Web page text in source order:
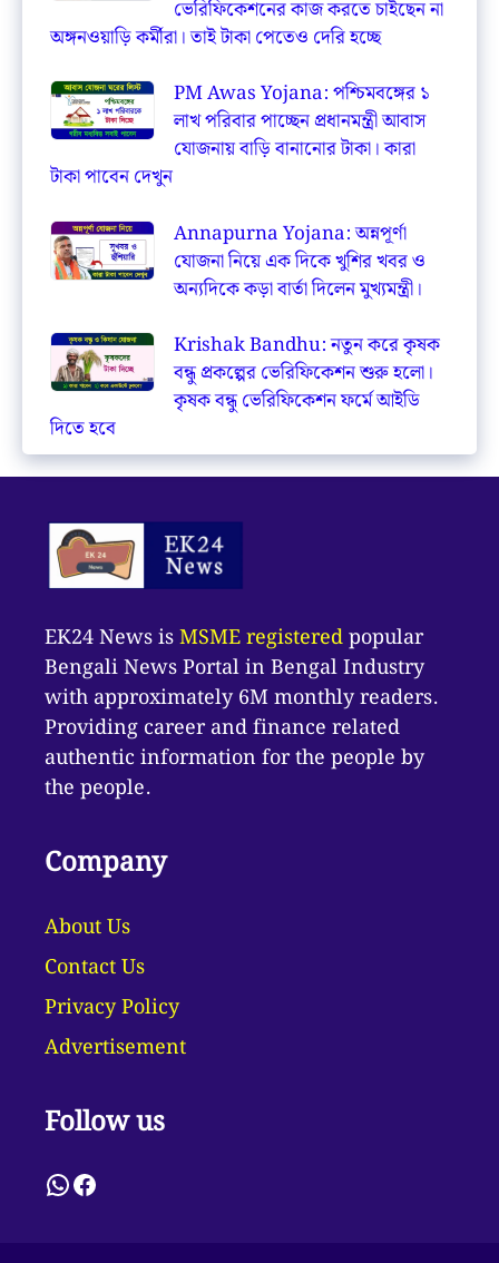
ভেরিফিকেশনের কাজ করতে চাইছেন না
অঙ্গনওয়াড়ি কর্মীরা। তাই টাকা পেতেও দেরি হচ্ছে
PM Awas Yojana: পশ্চিমবঙ্গের ১
লাখ পরিবার পাচ্ছেন প্রধানমন্ত্রী আবাস
যোজনায় বাড়ি বানানোর টাকা। কারা
টাকা পাবেন দেখুন
Annapurna Yojana: অন্নপূর্ণা
যোজনা নিয়ে এক দিকে খুশির খবর ও
অন্যদিকে কড়া বার্তা দিলেন মুখ্যমন্ত্রী।
Krishak Bandhu: নতুন করে কৃষক
বন্ধু প্রকল্পের ভেরিফিকেশন শুরু হলো।
কৃষক বন্ধু ভেরিফিকেশন ফর্মে আইডি
দিতে হবে
EK24 News isMSME registeredpopular
Bengali News Portal in Bengal Industry
with approximately 6M monthly readers.
Providing career and finance related
authentic information for the people by
the people.
Company
About Us
Contact Us
Privacy Policy
Advertisement
Follow us
WhatsApp
Facebook